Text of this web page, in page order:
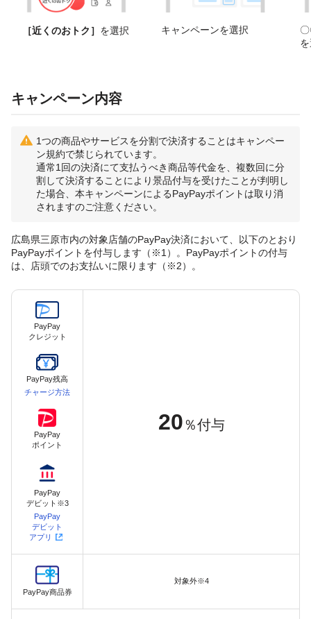
［近くのおトク］ を選択 キャンペーンを選択
キャンペーン内容
1つの商品やサービスを分割で決済することはキャンペー
ン規約で禁じられています。
通常1回の決済にて支払うべき商品等代金を、複数回に分
割して決済することにより景品付与を受けたことが判明し
た場合、本キャンペーンによるPayPayポイントは取り消
されますのご注意ください。
広島県三原市内の対象店舗のPayPay決済において、以下のとおり
PayPayポイントを付与します（※1）。PayPayポイントの付与
は、店頭でのお支払いに限ります（※2）。
PayPay
クレジット
PayPay残高
チャージ方法
PayPay
ポイント
PayPay
デビット※3
PayPay
デビット
アプリ
20 ％付与
PayPay商品券
対象外※4